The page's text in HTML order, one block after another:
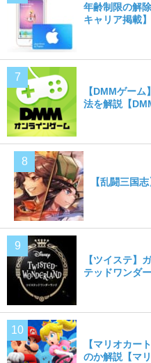
年齢制限の解
キャリア掲載】
【DMMゲー
法を解説【
【乱闘三国
【ツイステ】
テッドワンダー
【マリオカー
のか解説【マ